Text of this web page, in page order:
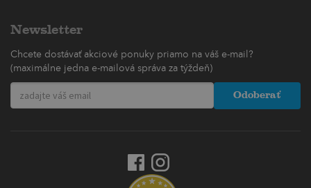
Newsletter
Chcete dostávať akciové ponuky priamo na váš e-mail?
(maximálne jedna e-mailová správa za týždeň)
Odoberať